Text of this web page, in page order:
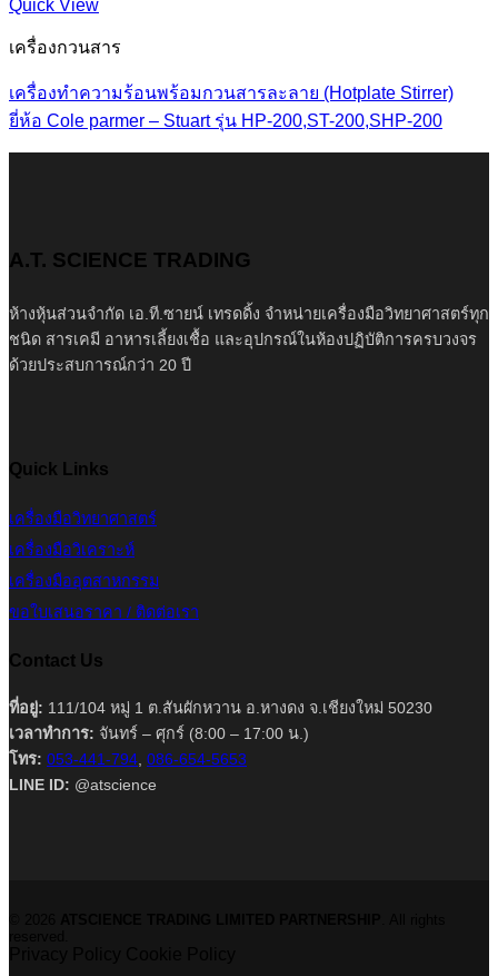
Quick View
เครื่องกวนสาร
เครื่องทำความร้อนพร้อมกวนสารละลาย (Hotplate Stirrer)
ยี่ห้อ Cole parmer – Stuart รุ่น HP-200,ST-200,SHP-200
A.T. SCIENCE TRADING
ห้างหุ้นส่วนจำกัด เอ.ที.ซายน์ เทรดดิ้ง จำหน่ายเครื่องมือวิทยาศาสตร์ทุก
ชนิด สารเคมี อาหารเลี้ยงเชื้อ และอุปกรณ์ในห้องปฏิบัติการครบวงจร
ด้วยประสบการณ์กว่า 20 ปี
Quick Links
เครื่องมือวิทยาศาสตร์
เครื่องมือวิเคราะห์
เครื่องมืออุตสาหกรรม
ขอใบเสนอราคา / ติดต่อเรา
Contact Us
ที่อยู่: 111/104 หมู่ 1 ต.สันผักหวาน อ.หางดง จ.เชียงใหม่ 50230
เวลาทำการ: จันทร์ – ศุกร์ (8:00 – 17:00 น.)
โทร: 053-441-794 086-654-5653
LINE ID: @atscience